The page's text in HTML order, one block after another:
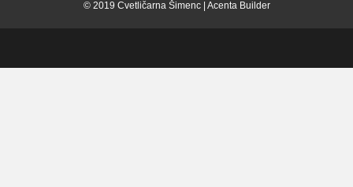
© 2019 Cvetličarna Šimenc | Acenta Builder